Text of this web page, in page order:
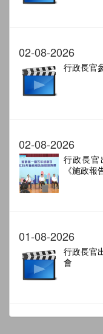
02-08-2026
行政長官
02-08-2026
行政長
《施政
01-08-2026
行政長官
會